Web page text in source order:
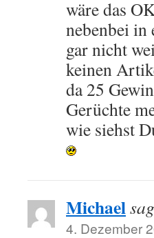
wäre das
nebenbei in
gar nicht
keinen
da 25
Gerüchte
wie siehst
Michael
4. Dezember